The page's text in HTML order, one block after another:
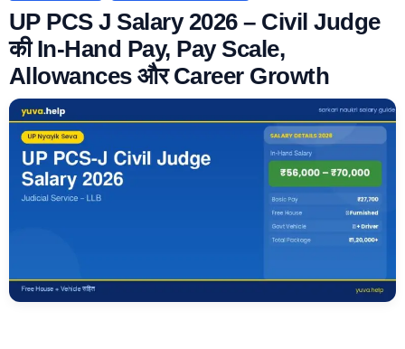
UP PCS J Salary 2026 – Civil Judge
की In-Hand Pay, Pay Scale,
Allowances और Career Growth